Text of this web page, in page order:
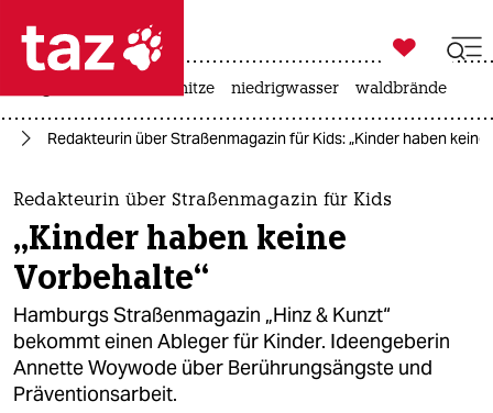
 taz zahl ich
taz zahl ich
themen
politik
öko
gesellschaft
kultur

taz zahl ich
hitze niedrigwasser waldbrände
Redakteurin über Straßenmagazin für Kids: „Kinder haben keine
Redakteurin über Straßenmagazin für Kids
„Kinder haben keine
Vorbehalte“
Hamburgs Straßenmagazin „Hinz & Kunzt“
bekommt einen Ableger für Kinder. Ideengeberin
Annette Woywode über Berührungsängste und
Präventionsarbeit.